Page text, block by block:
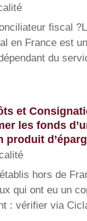
fiscal
en France est
du
et
les fonds
produit
hors de
qui ont eu un
: vérifier via